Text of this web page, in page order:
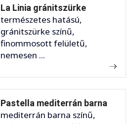
La Linia gránitszürke
természetes hatású,
gránitszürke színű,
finommosott felületű,
nemesen ...
Pastella mediterrán barna
mediterrán barna színű,